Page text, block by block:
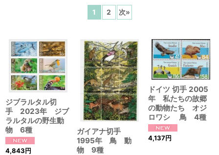
並び順:
絞り込む
1 2 次»
ジブラルタル切
手 2023年 ジブ
ラルタルの野生動
物 6種
4,843円
ガイアナ切手
1995年 鳥 動
物 9種
ドイツ 切手 2005
年 私たちの故郷
の動物たち オジ
ロワシ 鳥 4種
4,137円